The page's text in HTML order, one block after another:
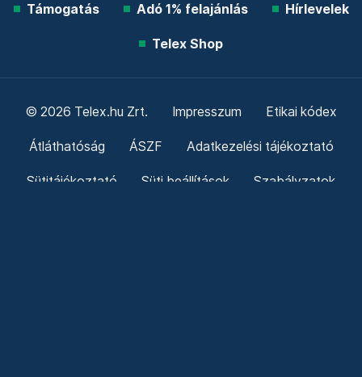
Támogatás Adó 1% felajánlás Hírlevelek
Telex Shop
© 2026 Telex.hu Zrt. Impresszum Etikai kódex
Átláthatóság ÁSZF Adatkezelési tájékoztató
Sütitájékoztató Süti beállítások Szabályzatok